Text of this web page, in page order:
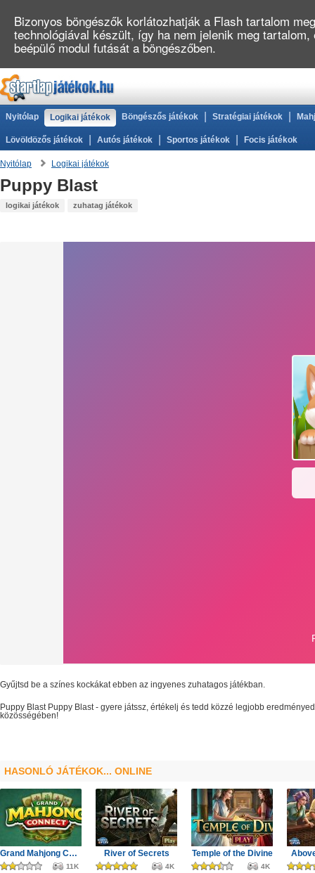
Nyitólap Logikai játékok Böngészős játékok Stratégiai játékok
Lövöldözős játékok Autós játékok Sportos játékok Focis játékok
Nyitólap Logikai játékok
Puppy Blast
logikai játékok zuhatag játékok
Gyűjtsd be a színes kockákat ebben az ingyenes zuhatagos játékban.
Puppy Blast - gyere játssz, értékelj és tedd közzé legjobb
Puppy Blast
közösségében!
HASONLÓ JÁTÉKOK... ONLINE
Grand Mahjong Connect
11K
River of Secrets
4K
Temple of the Divine
4K
Bizonyos böngészők korlátozhatják a Flash tartalom
technológiával készült, így ha nem jelenik meg
beépülő modul futását a böngészőben.